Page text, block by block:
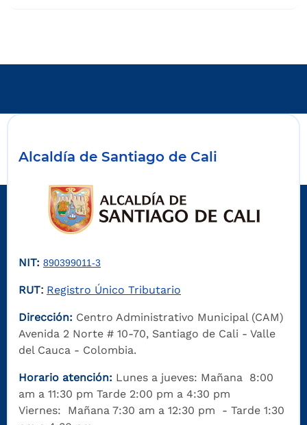
Alcaldía de Santiago de Cali
NIT: 890399011-3
RUT: Registro Único Tributario
Dirección: Centro Administrativo Municipal (CAM)
Avenida 2 Norte # 10-70, Santiago de Cali - Valle
del Cauca - Colombia.
Horario atención: Lunes a jueves: Mañana 8:00
am a 11:30 pm Tarde 2:00 pm a 4:30 pm
Viernes: Mañana 7:30 am a 12:30 pm - Tarde 1:30